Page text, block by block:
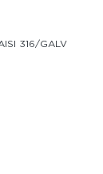
316/GALV